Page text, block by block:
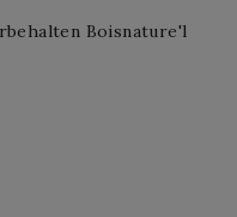
Boisnature'l